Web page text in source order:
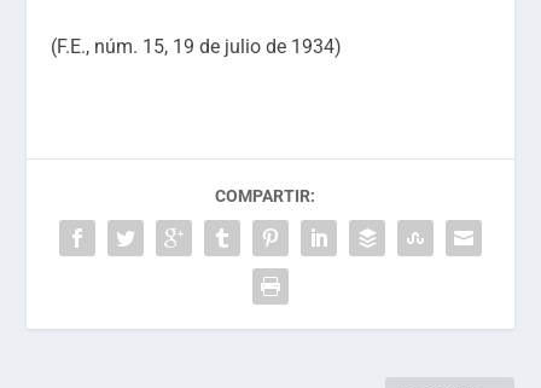
(F.E., núm. 15, 19 de julio de 1934)
COMPARTIR: